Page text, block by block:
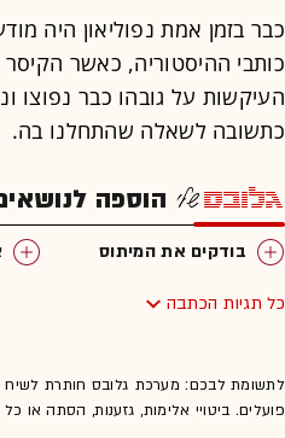
כבר בזמן אמת נפוליאון היה
כותבי ההיסטוריה, כאשר הקיסר
העיקשות על גובהו כבר נפוצו
כתשובה לשאלה שהתחלנו בה.
הוספה
בודקים את המיתוס
כל תגיות הכתבה
לתשומת לבכם: מערכת גלובס חותרת לשיח
פועלים. ביטויי אלימות, גזענות, הסתה או